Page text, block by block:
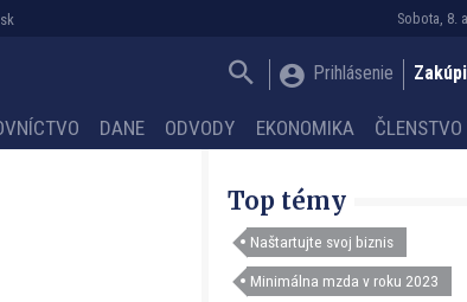
Sobota, 8.
Prihlásenie
DANE ODVODY EKONOMIKA
Top témy
Naštartujte svoj biznis
Minimálna mzda v roku 2023